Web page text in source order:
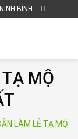
BÌNH
MỘ
LÀM LỄ TẠ MỘ